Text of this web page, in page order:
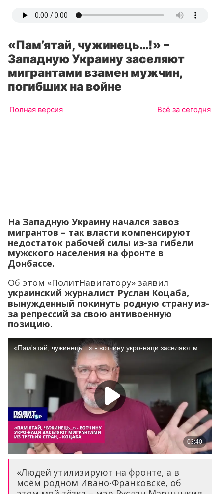
«Пам’ятай, чужинець…!» –
Западную Украину заселяют
мигрантами взамен мужчин,
погибших на войне
Полная версия Всё за сегодня
На Западную Украину начался завоз
мигрантов – так власти компенсируют
недостаток рабочей силы из-за гибели
мужского населения на фронте в
Донбассе.
Об этом «ПолитНавигатору» заявил
украинский журналист Руслан Коцаба,
вынужденный покинуть родную страну из-
за репрессий за свою антивоенную
позицию.
«Людей утилизируют на фронте, а в
моём родном Ивано-Франковске, об